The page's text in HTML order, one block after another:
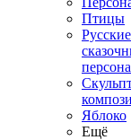
Птицы
Русские
Яблоко
Ещё